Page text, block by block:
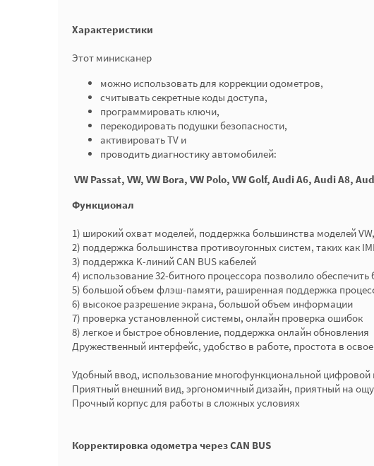
Характеристики
Этот минисканер
можно использовать для коррекции одометров,
считывать секретные коды доступа,
программировать ключи,
перекодировать подушки безопасности,
активировать TV и
проводить диагностику автомобилей:
VW Passat, VW, VW Bora, VW Polo, VW Golf, Audi A6, Audi A8,
Функционал
1) широкий охват моделей, поддержка большинства моделей
2) поддержка большинства противоугонных систем, таких как
3) поддержка K-линий CAN BUS кабелей
4) использование 32-битного процессора позволило
5) большой объем флэш-памяти, раширенная поддержка
6) высокое разрешение экрана, большой объем информации
7) проверка установленной системы, онлайн проверка ошибок
8) легкое и быстрое обновление, поддержка онлайн обновления
Дружественный интерфейс, удобство в работе, простота в
Удобный ввод, использование многофункциональной
Приятный внешний вид, эргономичный дизайн, приятный на
Прочный корпус для работы в сложных условиях
Корректировка одометра через CAN BUS